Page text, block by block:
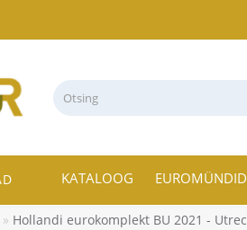
KATALOOG EUROMÜNDID
Hollandi eurokomplekt BU 2021 -